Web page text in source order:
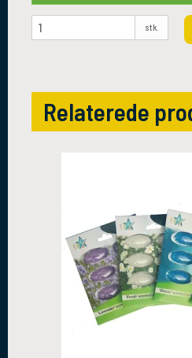
stk.
Relaterede